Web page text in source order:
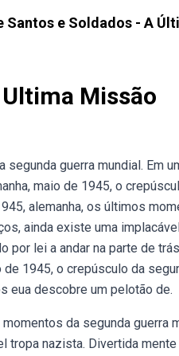
Santos e Soldados - A
Missão
guerra mundial. Em
maio de 1945, o
alemanha, os últimos
ainda existe uma
por lei a andar na parte de
1945, o crepúsculo da
eua descobre um pelotão de.
da segunda guerra
tropa nazista. Divertida